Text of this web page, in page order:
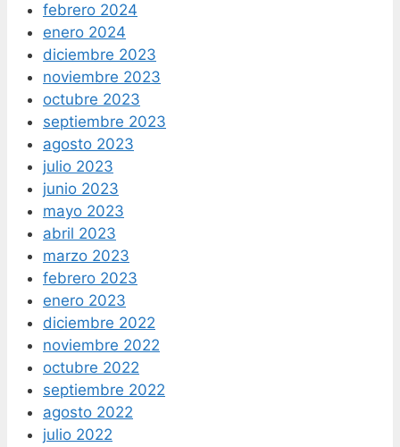
febrero 2024
enero 2024
diciembre 2023
noviembre 2023
octubre 2023
septiembre 2023
agosto 2023
julio 2023
junio 2023
mayo 2023
abril 2023
marzo 2023
febrero 2023
enero 2023
diciembre 2022
noviembre 2022
octubre 2022
septiembre 2022
agosto 2022
julio 2022